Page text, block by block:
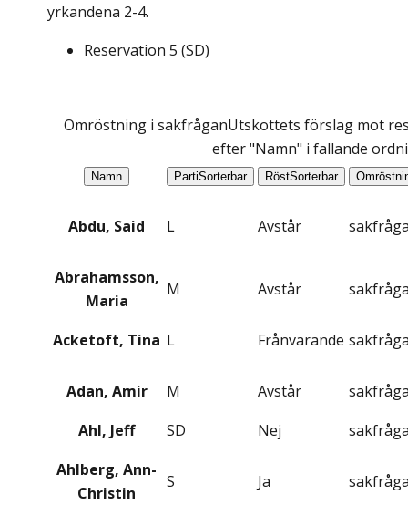
yrkandena 2-4.
Reservation 5 (SD)
Omröstning i sakfråganUtskottets förslag mot
efter "Namn" i fallande
Namn PartiSorterbar RöstSorterbar
Abdu, Said L Avstår
Abrahamsson,
Maria
M Avstår
Acketoft, Tina L Frånvarande
Adan, Amir M Avstår
Ahl, Jeff
SD Nej
Ahlberg, Ann-
Christin
S Ja